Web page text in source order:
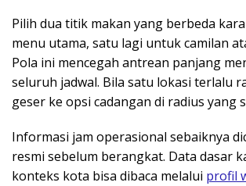
Pilih dua titik makan yang berbeda
menu utama, satu lagi untuk camilan
Pola ini mencegah antrean panjang
seluruh jadwal. Bila satu lokasi terlalu
geser ke opsi cadangan di radius yang
Informasi jam operasional sebaiknya
resmi sebelum berangkat. Data dasar
konteks kota bisa dibaca melalui profil